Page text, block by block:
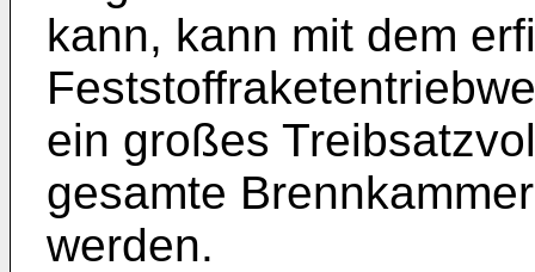
kann, kann mit dem
ein großes
gesamte
werden.